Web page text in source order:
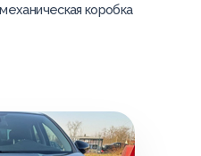
коробка